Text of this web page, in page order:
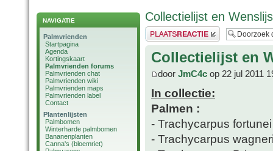
NAVIGATIE
Palmvrienden
Startpagina
Agenda
Kortingskaart
Palmvrienden forums
Palmvrienden chat
Palmvrienden wiki
Palmvrienden maps
Palmvrienden label
Contact
Plantenlijsten
Palmbomen
Winterharde palmbomen
Bananenplanten
Canna's (bloemriet)
Collectielijst en
Plaats een reactie
Collectielijst en
door JmC4c op 22 jul 2011
In collectie:
Palmen :
- Trachycarpus fortunei
- Trachycarpus